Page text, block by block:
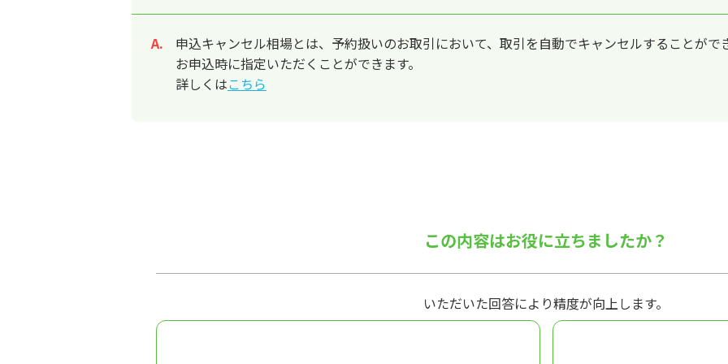
回答
申込キャンセル相場とは、予約扱いのお取引において、取引を自動でキャンセルすることがで
お申込時に指定いただくことができます。
詳しくはこちら
この内容はお役に立ちましたか？
いただいた回答により精度が向上します。